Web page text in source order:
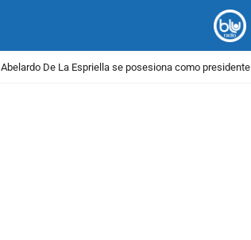
Abelardo De La Espriella se posesiona como presidente